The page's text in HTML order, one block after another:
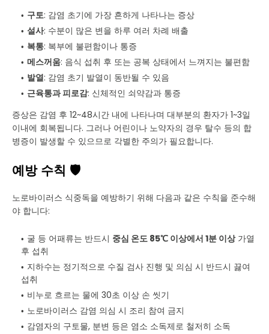
구토: 감염 초기에 가장 흔하게 나타나는 증상
설사: 수분이 많은 변을 하루 여러 차례 배출
복통: 복부에 불편함이나 통증
메스꺼움: 음식 섭취 후 또는 공복 상태에서 느껴지는 불편함
발열: 감염 초기 발열이 동반될 수 있음
근육통과 피로감: 신체적인 쇠약감과 통증
증상은 감염 후 12~48시간 내에 나타나며 대부분의 환자가 1~3일
이내에 회복됩니다. 그러나 어린이나 노약자의 경우 탈수 등의 합
병증이 발생할 수 있으므로 각별한 주의가 필요합니다.
예방 수칙 🛡️
노로바이러스 식중독을 예방하기 위해 다음과 같은 수칙을 준수해
야 합니다:
굴 등 어패류는 반드시 중심 온도 85℃ 이상에서 1분 이상가열
후 섭취
지하수는 정기적으로 수질 검사 진행 및 의심 시 반드시 끓여
섭취
비누로 흐르는 물에 30초 이상 손 씻기
노로바이러스 감염 의심 시 조리 참여 금지
감염자의 구토물, 분변 등은 염소 소독제로 철저히 소독